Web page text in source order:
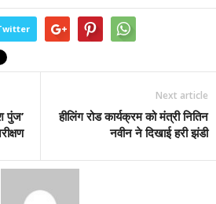
पुंज’
Next article
हीलिंग रोड कार्यक्रम को मंत्री नितिन
नवीन ने दिखाई हरी झंडी